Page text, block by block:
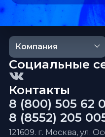
Компания
Контакты
8 (800) 505 62
8 (8552) 205
121609. г. Москва, ул.
Социальные